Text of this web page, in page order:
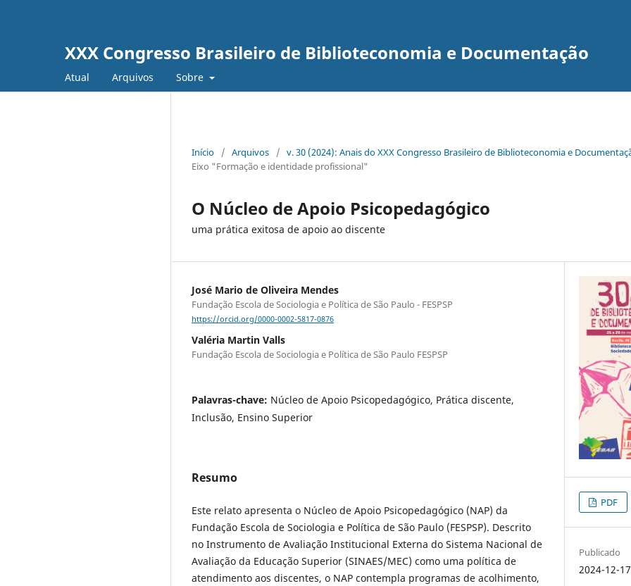
XXX Congresso Brasileiro de Biblioteconomia e Documentação
Atual Arquivos Sobre
Início / Arquivos / v. 30 (2024): Anais do XXX Congresso Brasileiro de Biblioteconomia e
Eixo "Formação e identidade profissional"
O Núcleo de Apoio Psicopedagógico
uma prática exitosa de apoio ao discente
José Mario de Oliveira Mendes
Fundação Escola de Sociologia e Política de São Paulo - FESPSP
https://orcid.org/0000-0002-5817-0876
Valéria Martin Valls
Fundação Escola de Sociologia e Política de São Paulo FESPSP
Palavras-chave: Núcleo de Apoio Psicopedagógico, Prática discente,
Inclusão, Ensino Superior
Resumo
Este relato apresenta o Núcleo de Apoio Psicopedagógico (NAP) da
Fundação Escola de Sociologia e Política de São Paulo (FESPSP). Descrito
no Instrumento de Avaliação Institucional Externa do Sistema Nacional de
Avaliação da Educação Superior (SINAES/MEC) como uma política de
atendimento aos discentes, o NAP contempla programas de acolhimento,
PDF
Publicado
2024-12-17